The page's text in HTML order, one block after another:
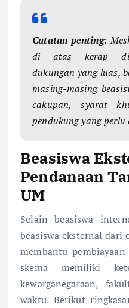
Catatan penting:
di atas kerap
dukungan yang luas,
masing-masing
cakupan, syarat
pendukung yang perlu
Beasiswa
Pendanaan
UM
Selain beasiswa
beasiswa eksternal dari
membantu
skema memiliki
kewarganegaraan,
waktu. Berikut